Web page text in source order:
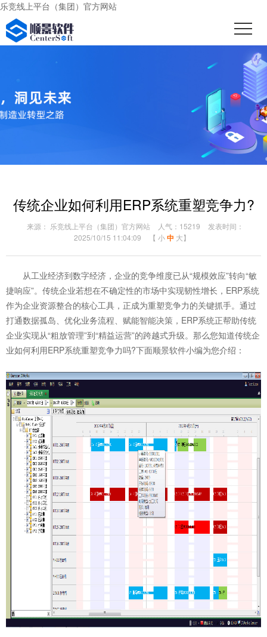
乐竞线上平台（集团）官方网站
传统企业如何利用ERP系统重塑竞争力?
来源： 乐竞线上平台（集团）官方网站 人气：15219
发表时间：
2025/10/15 11:04:09
【 小中 大】
从工业经济到数字经济，企业的竞争维度已从“规模效应”转向“敏
捷响应”。传统企业若想在不确定性的市场中实现韧性增长，ERP系统
作为企业资源整合的核心工具，正成为重塑竞争力的关键抓手。通过
打通数据孤岛、优化业务流程、赋能智能决策，ERP系统正帮助传统
企业实现从“粗放管理”到“精益运营”的跨越式升级。那么您知道传统企
业如何利用ERP系统重塑竞争力吗?下面顺景软件小编为您介绍：